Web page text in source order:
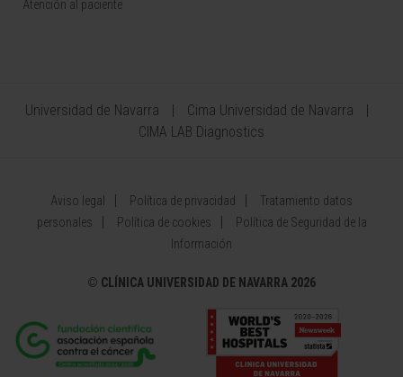
Atención al paciente
Universidad de Navarra
Cima Universidad de Navarra
CIMA LAB Diagnostics
Aviso legal Política de privacidad
Tratamiento datos
personales
Política de cookies
Política de Seguridad de la
Información
© CLÍNICA UNIVERSIDAD DE NAVARRA 2026